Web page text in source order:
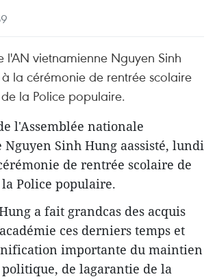
l'AN vietnamienne Nguyen Sinh
à la cérémonie de rentrée scolaire
la Police populaire.
l'Assemblée nationale
Sinh Hung aassisté, lundi
de rentrée scolaire de
Police populaire.
a fait grandcas des acquis
ces derniers temps et
importante du maintien
de lagarantie de la